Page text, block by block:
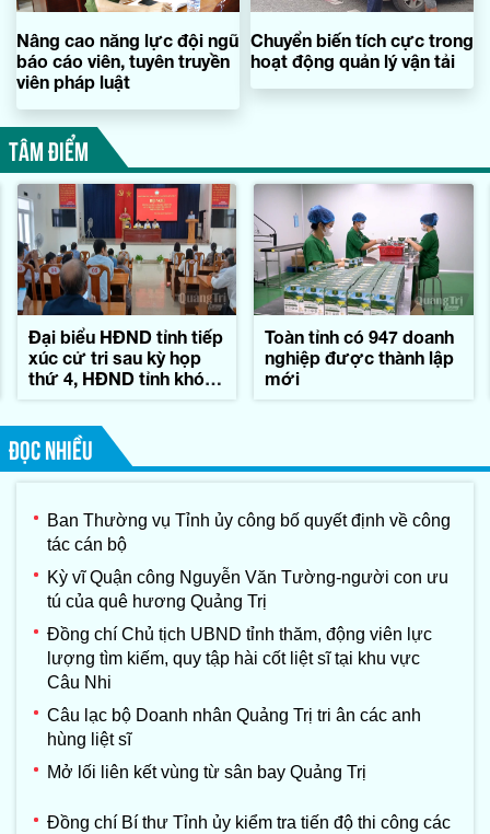
Nâng cao năng lực đội ngũ
báo cáo viên, tuyên truyền
viên pháp luật
Chuyển biến tích cực trong
hoạt động quản lý vận tải
TÂM ĐIỂM
Đại biểu HĐND tỉnh tiếp
xúc cử tri sau kỳ họp
thứ 4, HĐND tỉnh khóa
Toàn tỉnh có 947 doanh
nghiệp được thành lập
mới
ĐỌC NHIỀU
Ban Thường vụ Tỉnh ủy công bố quyết định về công
tác cán bộ
Kỳ vĩ Quận công Nguyễn Văn Tường-người con ưu
tú của quê hương Quảng Trị
Đồng chí Chủ tịch UBND tỉnh thăm, động viên lực
lượng tìm kiếm, quy tập hài cốt liệt sĩ tại khu vực
Câu Nhi
Câu lạc bộ Doanh nhân Quảng Trị tri ân các anh
hùng liệt sĩ
Mở lối liên kết vùng từ sân bay Quảng Trị
Đồng chí Bí thư Tỉnh ủy kiểm tra tiến độ thi công các